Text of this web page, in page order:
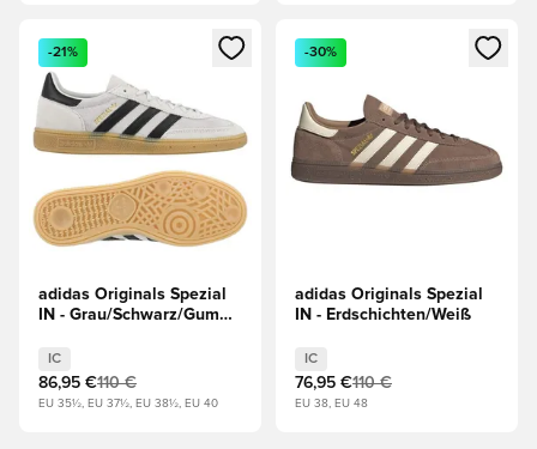
Öffnet ein neues Fenster zum Anmelden oder Registrieren
-21%
adidas Originals Spezial
IN - Grau/Schwarz/Gum
IC
86,95 €110 €
EU 35½, EU 37½, EU 38½, EU 40
Öffnet ein neues Fenster
-30%
adidas Originals Spezial
IN - Erdschichten/Weiß
IC
76,95 €110 €
EU 38, EU 48